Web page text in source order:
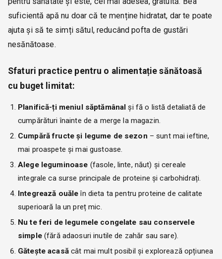
suficientă apă nu doar că te menține hidratat, dar te poate
ajuta și să te simți sătul, reducând pofta de gustări
nesănătoase.
Sfaturi practice pentru o alimentație sănătoasă
cu buget limitat:
Planifică-ți meniul săptămânal și fă o listă detaliată de
cumpărături înainte de a merge la magazin.
Cumpără fructe și legume de sezon – sunt mai ieftine,
mai proaspete și mai gustoase.
Alege leguminoase (fasole, linte, năut) și cereale
integrale ca surse principale de proteine și carbohidrați.
Integrează ouăleîn dieta ta pentru proteine de calitate
superioară la un preț mic.
Nu te feri de legumele congelate sau conservele
simple(fără adaosuri inutile de zahăr sau sare).
Gătește acasăcât mai mult posibil și explorează opțiunea